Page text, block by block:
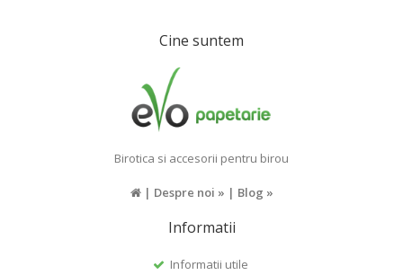
Cine suntem
Birotica si accesorii pentru birou
| Despre noi » | Blog »
Informatii
Informatii utile